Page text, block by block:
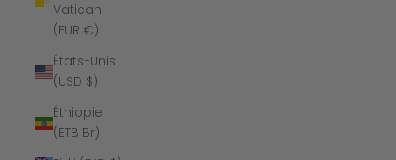
Vatican
(EUR €)
États-Unis
(USD $)
Éthiopie
(ETB Br)